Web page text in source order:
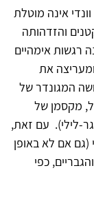
אינה מוטלת
והזדהותה
רגשות אימהיים
את
המגונדר של
מקסמן של
לילי). עם זאת,
אם לא באופן
כפי